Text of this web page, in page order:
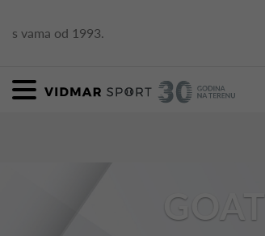
s vama od 1993.
GOAT